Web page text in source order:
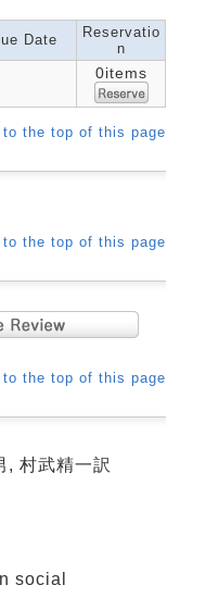
Date
Reservatio
n
0items
to the top of this page
to the top of this page
to the top of this page
, 村武精一訳
social